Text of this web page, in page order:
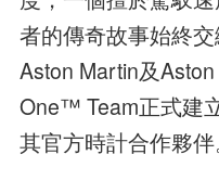
者的傳奇故事始終
Aston Martin及
One™ Team正式建
其官方時計合作夥伴